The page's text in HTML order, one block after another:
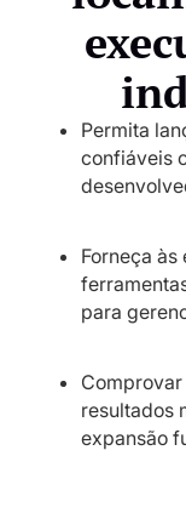
Permita
confiáveis
Forneça
para
resultados
expansão